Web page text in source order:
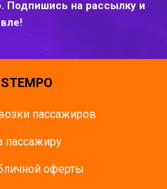
Подпишись на рассылку и
пассажиров
пасcажиру
оферты